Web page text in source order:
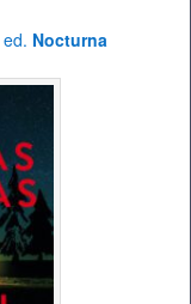
ed. Nocturna